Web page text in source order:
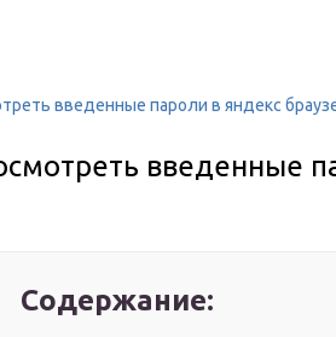
введенные пароли в яндекс
введенные
Содержание: